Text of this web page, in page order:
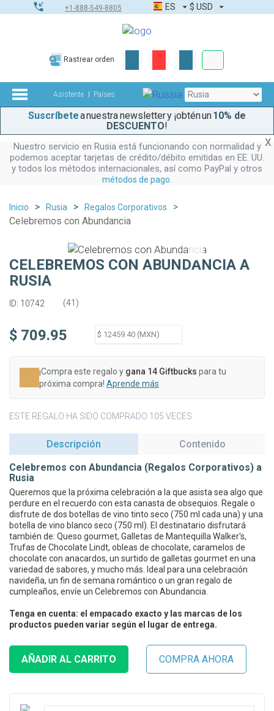
+1-888-549-8805 ES $ USD
Rastrear orden
Asistente Países
Suscríbetea nuestra newsletter y ¡obtén un10% de
DESCUENTO!
Nuestro servicio en Rusia está funcionando con normalidad y
podemos aceptar tarjetas de crédito/débito emitidas en EE. UU.
y todos los métodos internacionales, así como PayPal y otros
métodos de pago.
Inicio Rusia Regalos Corporativos
Celebremos con Abundancia
CELEBREMOS CON ABUNDANCIA A
RUSIA
ID: 10742 (41)
$ 709.95
¡Compra este regalo y gana 14 Giftbucks para tu
próxima compra! Aprende más
ESTE REGALO HA SIDO COMPRADO 105 VECES
Descripción
Contenido
Celebremos con Abundancia (Regalos Corporativos) a
Rusia
Queremos que la próxima celebración a la que asista sea algo que
perdure en el recuerdo con esta canasta de obsequios. Regale o
disfrute de dos botellas de vino tinto seco (750 ml cada una) y una
botella de vino blanco seco (750 ml). El destinatario disfrutará
también de: Queso gourmet, Galletas de Mantequilla Walker's,
Trufas de Chocolate Lindt, obleas de chocolate, caramelos de
chocolate con anacardos, un surtido de galletas gourmet en una
variedad de sabores, y mucho más. Ideal para una celebración
navideña, un fin de semana romántico o un gran regalo de
cumpleaños, envíe un Celebremos con Abundancia.
Tenga en cuenta: el empacado exacto y las marcas de los
productos pueden variar según el lugar de entrega.